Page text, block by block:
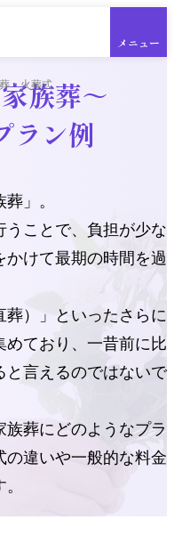
メニュー
・火葬式
族葬～
ラン例
」。
ことで、負担が少な
かけて最期の時間を過
葬）」といったさらに
ており、 一昔前に比
と言えるのではないで
葬にどのようなプラ
の違いや一般的な料金